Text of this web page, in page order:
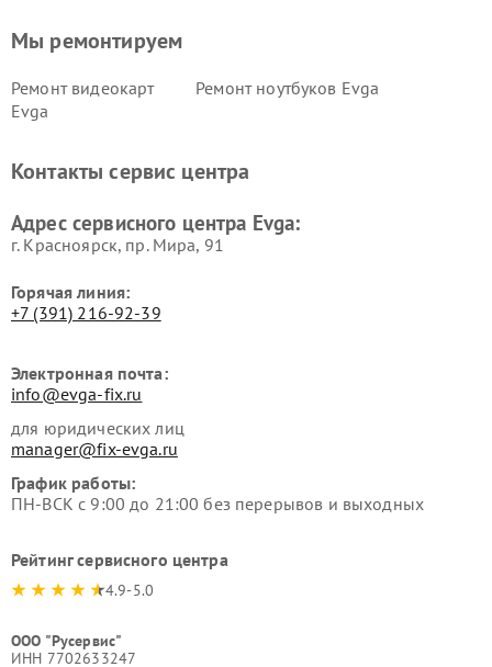
Мы ремонтируем
Ремонт видеокарт
Evga
Ремонт ноутбуков Evga
Контакты сервис центра
Адрес сервисного центра Evga:
г. Красноярск, ​пр. Мира, 91
Горячая линия:
+7 (391) 216-92-39
Электронная почта:
info@evga-fix.ru
для юридических лиц
manager@fix-evga.ru
График работы:
ПН-ВСК с 9:00 до 21:00 без перерывов и выходных
Рейтинг сервисного центра
4.9-5.0
ООО "Русервис"
ИНН 7702633247